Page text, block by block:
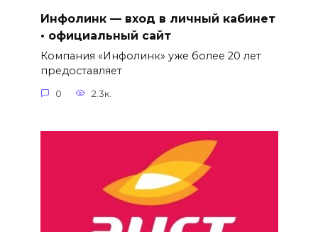
Инфолинк — вход в личный кабинет
• официальный сайт
Компания «Инфолинк» уже более 20 лет
предоставляет
0 2.3к.